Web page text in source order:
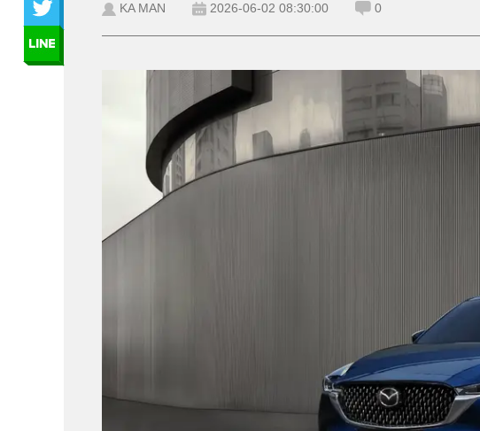
KA MAN 2026-06-02 08:30:00 0